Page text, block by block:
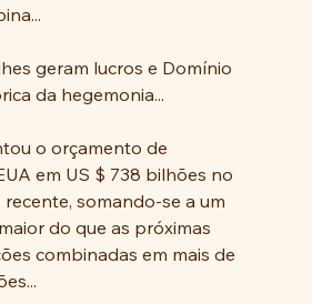
geram lucros e Domínio
da hegemonia...
em US $ 738 bilhões no
somando-se a um
do que as próximas
combinadas em mais de